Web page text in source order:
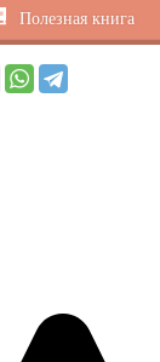
Полезная книга